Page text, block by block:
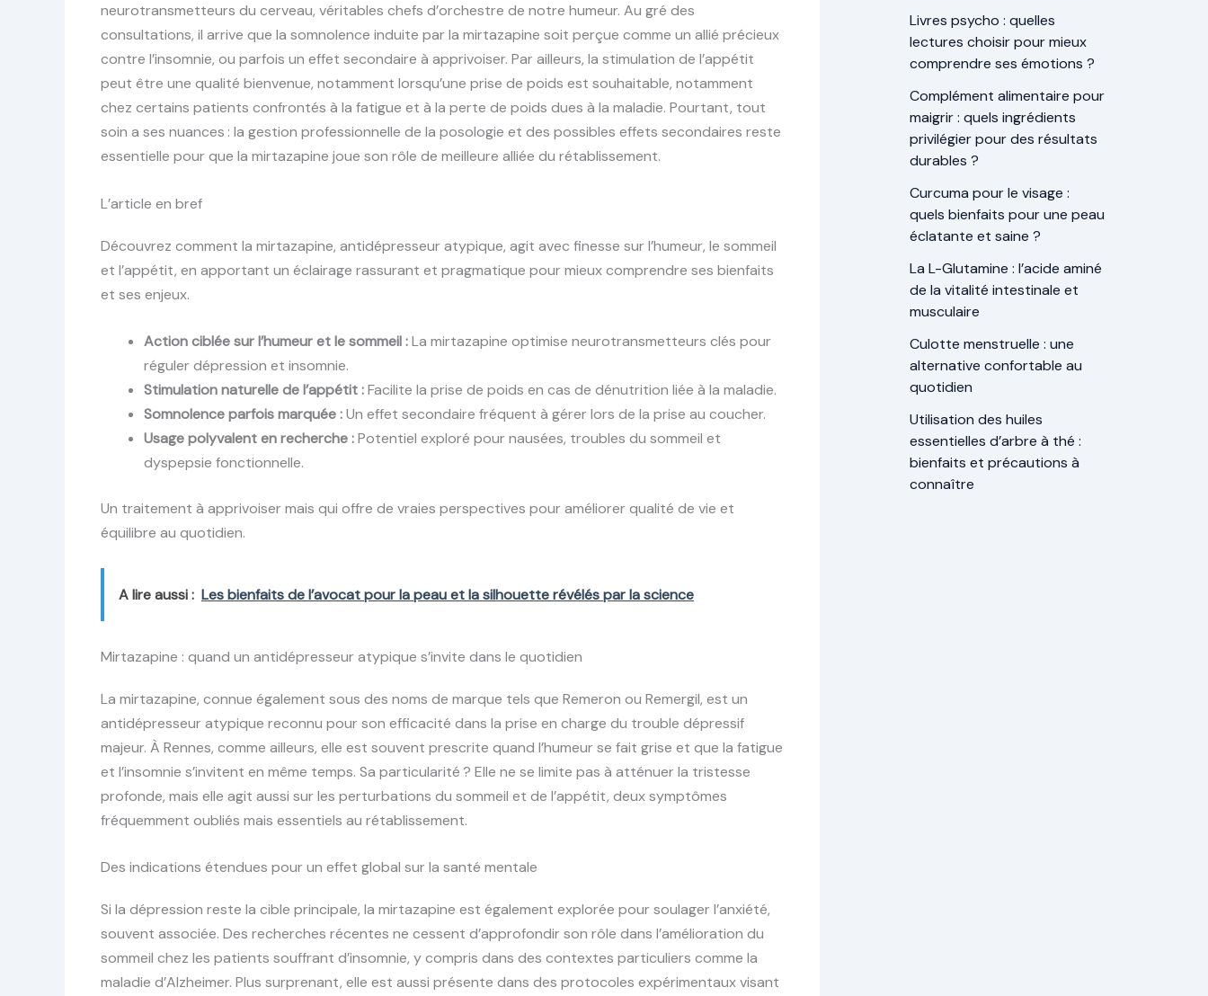
neurotransmetteurs du cerveau, véritables chefs d’orchestre de notre humeur. Au gré des
consultations, il arrive que la somnolence induite par la mirtazapine soit perçue comme un allié précieux
contre l’insomnie, ou parfois un effet secondaire à apprivoiser. Par ailleurs, la stimulation de l’appétit
peut être une qualité bienvenue, notamment lorsqu’une prise de poids est souhaitable, notamment
chez certains patients confrontés à la fatigue et à la perte de poids dues à la maladie. Pourtant, tout
soin a ses nuances : la gestion professionnelle de la posologie et des possibles effets secondaires reste
essentielle pour que la mirtazapine joue son rôle de meilleure alliée du rétablissement.
L’article en bref
Découvrez comment la mirtazapine, antidépresseur atypique, agit avec finesse sur l’humeur, le sommeil
et l’appétit, en apportant un éclairage rassurant et pragmatique pour mieux comprendre ses bienfaits
et ses enjeux.
Action ciblée sur l’humeur et le sommeil :La mirtazapine optimise neurotransmetteurs clés pour
réguler dépression et insomnie.
Stimulation naturelle de l’appétit :Facilite la prise de poids en cas de dénutrition liée à la maladie.
Somnolence parfois marquée :Un effet secondaire fréquent à gérer lors de la prise au coucher.
Usage polyvalent en recherche :Potentiel exploré pour nausées, troubles du sommeil et
dyspepsie fonctionnelle.
Un traitement à apprivoiser mais qui offre de vraies perspectives pour améliorer qualité de vie et
équilibre au quotidien.
A lire aussi : Les bienfaits de l’avocat pour la peau et la silhouette révélés par la science
Mirtazapine : quand un antidépresseur atypique s’invite dans le quotidien
La mirtazapine, connue également sous des noms de marque tels que Remeron ou Remergil, est un
antidépresseur atypique reconnu pour son efficacité dans la prise en charge du trouble dépressif
majeur. À Rennes, comme ailleurs, elle est souvent prescrite quand l’humeur se fait grise et que la fatigue
et l’insomnie s’invitent en même temps. Sa particularité ? Elle ne se limite pas à atténuer la tristesse
profonde, mais elle agit aussi sur les perturbations du sommeil et de l’appétit, deux symptômes
fréquemment oubliés mais essentiels au rétablissement.
Des indications étendues pour un effet global sur la santé mentale
Si la dépression reste la cible principale, la mirtazapine est également explorée pour soulager l’anxiété,
souvent associée. Des recherches récentes ne cessent d’approfondir son rôle dans l’amélioration du
sommeil chez les patients souffrant d’insomnie, y compris dans des contextes particuliers comme la
maladie d’Alzheimer. Plus surprenant, elle est aussi présente dans des protocoles expérimentaux visant
Livres psycho : quelles
lectures choisir pour mieux
comprendre ses émotions ?
Complément alimentaire pour
maigrir : quels ingrédients
privilégier pour des résultats
durables ?
Curcuma pour le visage :
quels bienfaits pour une peau
éclatante et saine ?
La L-Glutamine : l’acide aminé
de la vitalité intestinale et
musculaire
Culotte menstruelle : une
alternative confortable au
quotidien
Utilisation des huiles
essentielles d’arbre à thé :
bienfaits et précautions à
connaître